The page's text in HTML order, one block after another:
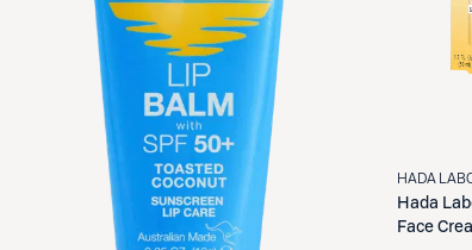
HADA
Hada
Face